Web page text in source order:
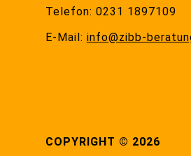
Telefon: 0231 1897109
E-Mail: info@zibb-
COPYRIGHT © 2026